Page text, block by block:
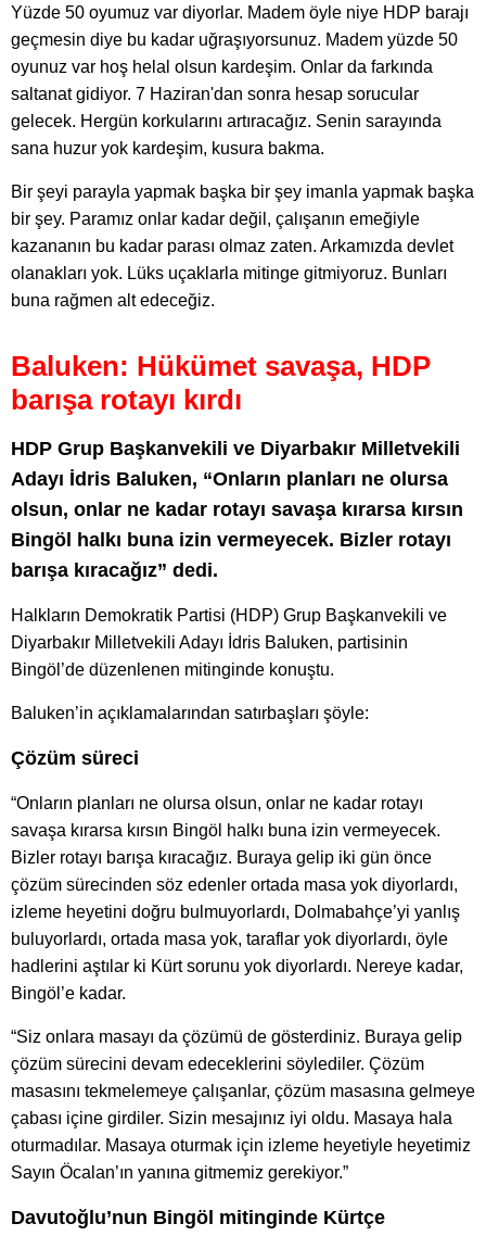
Yüzde 50 oyumuz var diyorlar. Madem öyle niye HDP barajı
geçmesin diye bu kadar uğraşıyorsunuz. Madem yüzde 50
oyunuz var hoş helal olsun kardeşim. Onlar da farkında
saltanat gidiyor. 7 Haziran'dan sonra hesap sorucular
gelecek. Hergün korkularını artıracağız. Senin sarayında
sana huzur yok kardeşim, kusura bakma.
Bir şeyi parayla yapmak başka bir şey imanla yapmak başka
bir şey. Paramız onlar kadar değil, çalışanın emeğiyle
kazananın bu kadar parası olmaz zaten. Arkamızda devlet
olanakları yok. Lüks uçaklarla mitinge gitmiyoruz. Bunları
buna rağmen alt edeceğiz.
Baluken: Hükümet savaşa, HDP
barışa rotayı kırdı
HDP Grup Başkanvekili ve Diyarbakır Milletvekili
Adayı İdris Baluken, “Onların planları ne olursa
olsun, onlar ne kadar rotayı savaşa kırarsa kırsın
Bingöl halkı buna izin vermeyecek. Bizler rotayı
barışa kıracağız” dedi.
Halkların Demokratik Partisi (HDP) Grup Başkanvekili ve
Diyarbakır Milletvekili Adayı İdris Baluken, partisinin
Bingöl’de düzenlenen mitinginde konuştu.
Baluken’in açıklamalarından satırbaşları şöyle:
Çözüm süreci
“Onların planları ne olursa olsun, onlar ne kadar rotayı
savaşa kırarsa kırsın Bingöl halkı buna izin vermeyecek.
Bizler rotayı barışa kıracağız. Buraya gelip iki gün önce
çözüm sürecinden söz edenler ortada masa yok diyorlardı,
izleme heyetini doğru bulmuyorlardı, Dolmabahçe’yi yanlış
buluyorlardı, ortada masa yok, taraflar yok diyorlardı, öyle
hadlerini aştılar ki Kürt sorunu yok diyorlardı. Nereye kadar,
Bingöl’e kadar.
“Siz onlara masayı da çözümü de gösterdiniz. Buraya gelip
çözüm sürecini devam edeceklerini söylediler. Çözüm
masasını tekmelemeye çalışanlar, çözüm masasına gelmeye
çabası içine girdiler. Sizin mesajınız iyi oldu. Masaya hala
oturmadılar. Masaya oturmak için izleme heyetiyle heyetimiz
Sayın Öcalan’ın yanına gitmemiz gerekiyor.”
Davutoğlu’nun Bingöl mitinginde Kürtçe